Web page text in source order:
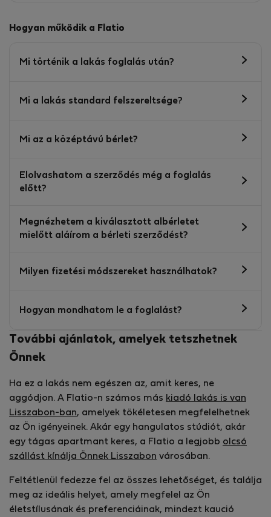
Hogyan működik a Flatio
Mi történik a lakás foglalás után?
Mi a lakás standard felszereltsége?
Mi az a középtávú bérlet?
Elolvashatom a szerződés még a foglalás
előtt?
Megnézhetem a kiválasztott albérletet
mielőtt aláírom a bérleti szerződést?
Milyen fizetési módszereket használhatok?
Hogyan mondhatom le a foglalást?
További ajánlatok, amelyek tetszhetnek
Önnek
Ha ez a lakás nem egészen az, amit keres, ne
aggódjon. A Flatio-n számos más kiadó lakás is van
Lisszabon-ban, amelyek tökéletesen megfelelhetnek
az Ön igényeinek. Akár egy hangulatos stúdiót, akár
egy tágas apartmant keres, a Flatio a legjobb olcsó
szállást kínálja Önnek Lisszabon városában.
Feltétlenül fedezze fel az összes lehetőséget, és találja
meg az ideális helyet, amely megfelel az Ön
életstílusának és preferenciáinak, mindezt kaució